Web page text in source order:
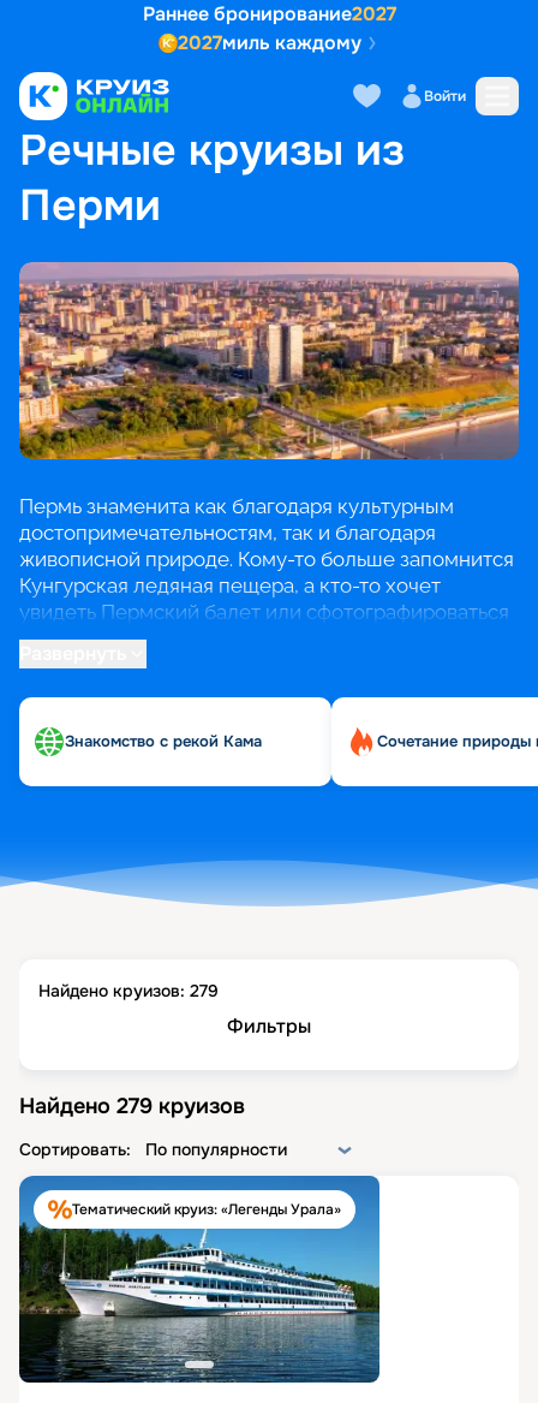
Раннее бронирование2027
2027миль каждому
Войти
ГЛАВНАЯ • ПОПУЛЯРНЫЕ НАПРАВЛЕНИЯ РЕЧНЫЕ КРУИЗЫ ИЗ ПЕРМИ
Речные круизы из
Перми
Пермь знаменита как благодаря культурным
достопримечательностям, так и благодаря
живописной природе. Кому-то больше запомнится
Кунгурская ледяная пещера, а кто-то хочет
увидеть Пермский балет или сфотографироваться
у арт-объекта «Счастье не за горами».
В круизах из Перми можно не только
Волге, добраться до городов Золотого кольца и
Татарстана и даже совершить круиз к Соловецким
Знакомство с рекой Кама Сочетание природы
Найдено круизов: 279
Фильтры
Найдено 279 круизов
Сортировать: По популярности
Тематический круиз: «Легенды Урала»